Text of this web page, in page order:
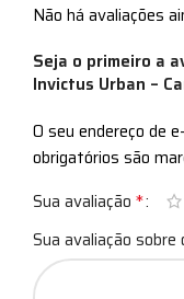
Não há avaliações
Seja o primeiro a
Invictus Urban –
O seu endereço de
obrigatórios são
Sua avaliação *
Sua avaliação sobre